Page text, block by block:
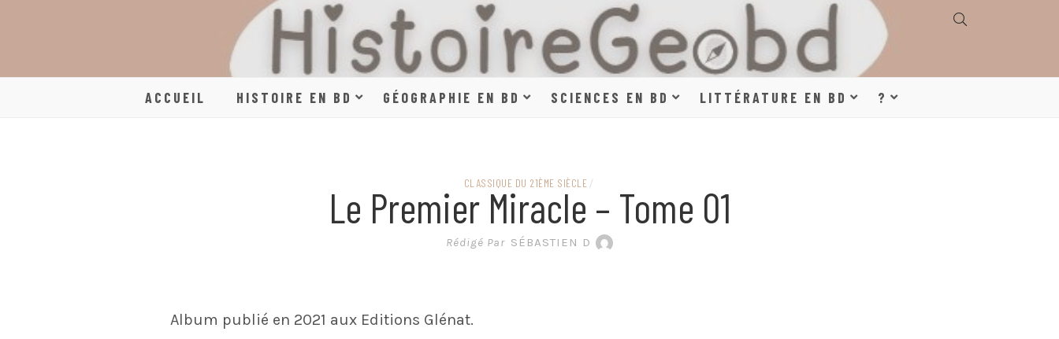
HISTOIRE, GÉOGRAPHIE,
SCIENCES, LITTÉRATURE
EN BANDE DESSINÉE
ACCUEIL HISTOIRE EN BD GÉOGRAPHIE EN BD SCIENCES EN BD LITTÉRATURE EN BD ?
CLASSIQUE DU 21ÈME SIÈCLE /
Le Premier Miracle – Tome 01
Rédigé Par SÉBASTIEN D
Album publié en 2021 aux Editions Glénat.